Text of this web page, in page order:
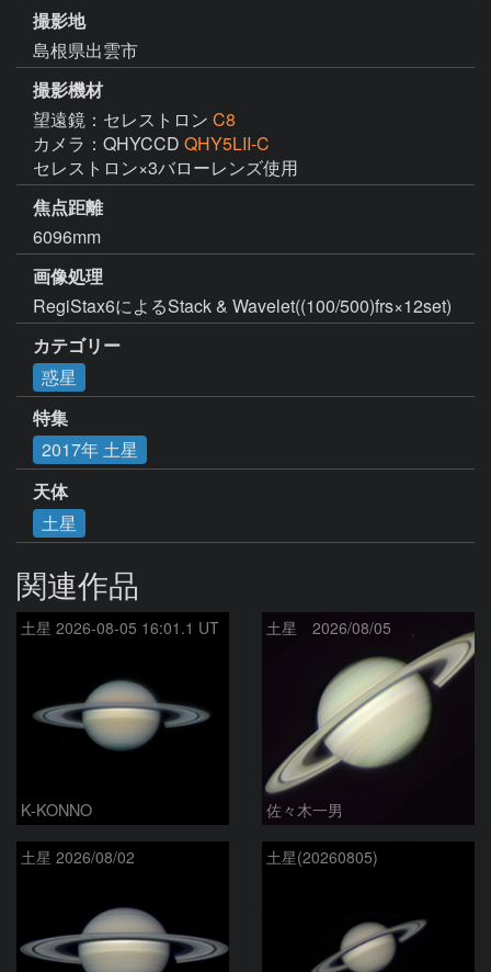
撮影地
島根県出雲市
撮影機材
望遠鏡：セレストロン C8
カメラ：QHYCCD QHY5LII-C
セレストロン×3バローレンズ使用
焦点距離
6096mm
画像処理
RegiStax6によるStack & Wavelet((100/500)frs×12set)
カテゴリー
惑星
特集
2017年 土星
天体
土星
関連作品
土星 2026-08-05 16:01.1 UT
K-KONNO
土星 2026/08/05
佐々木一男
土星 2026/08/02 土星(20260805)